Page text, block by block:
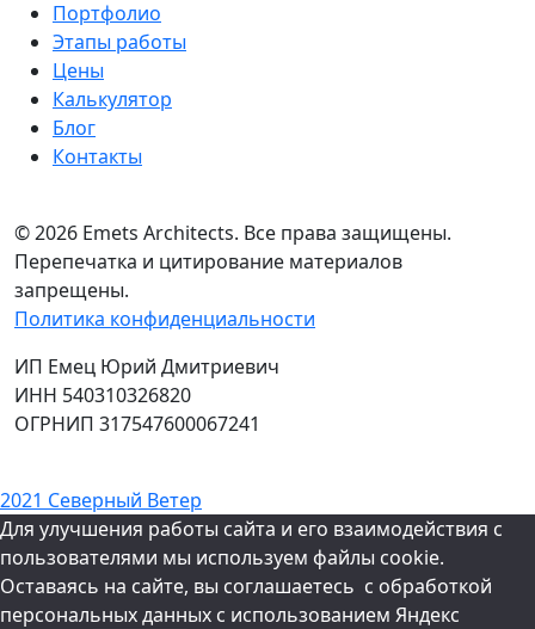
Портфолио
Этапы работы
Цены
Калькулятор
Блог
Контакты
© 2026 Emets Architects. Все права защищены.
Перепечатка и цитирование материалов
запрещены.
Политика конфиденциальности
ИП Емец Юрий Дмитриевич
ИНН 540310326820
ОГРНИП 317547600067241
2021 Северный Ветер
Для улучшения работы сайта и его взаимодействия с
пользователями мы используем файлы cookie.
Оставаясь на сайте, вы соглашаетесь с обработкой
персональных данных с использованием Яндекс